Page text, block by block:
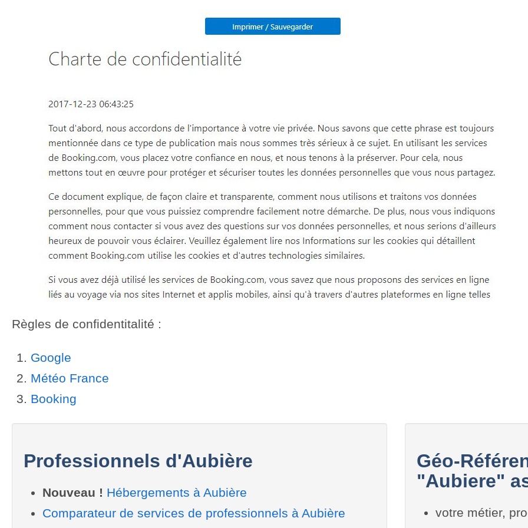
Règles de confidentitalité :
Google
Météo France
Booking
Professionnels d'Aubière
Nouveau ! Hébergements à Aubière
Comparateur de services de professionnels à Aubière
Géo-
"Aubiere"
votre métier,